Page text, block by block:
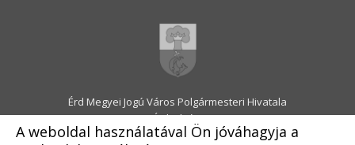
A weboldal használatával Ön jóváhagyja a
Érd Megyei Jogú Város Polgármesteri Hivatala
2030 Érd, Alsó utca 1.
Levélcím: 2031 Érd, Pf.: 31